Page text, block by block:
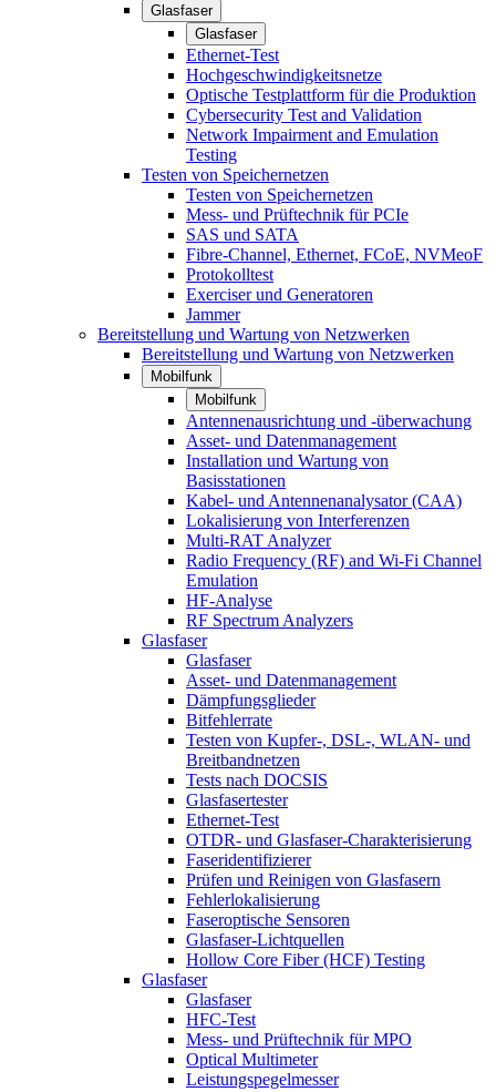
Glasfaser
Glasfaser
Ethernet-Test
Hochgeschwindigkeitsnetze
Optische Testplattform für die Produktion
Cybersecurity Test and Validation
Network Impairment and Emulation
Testing
Testen von Speichernetzen
Testen von Speichernetzen
Mess- und Prüftechnik für PCIe
SAS und SATA
Fibre-Channel, Ethernet, FCoE, NVMeoF
Protokolltest
Exerciser und Generatoren
Jammer
Bereitstellung und Wartung von Netzwerken
Bereitstellung und Wartung von Netzwerken
Mobilfunk
Mobilfunk
Antennenausrichtung und -überwachung
Asset- und Datenmanagement
Installation und Wartung von
Basisstationen
Kabel- und Antennenanalysator (CAA)
Lokalisierung von Interferenzen
Multi-RAT Analyzer
Radio Frequency (RF) and Wi-Fi Channel
Emulation
HF-Analyse
RF Spectrum Analyzers
Glasfaser
Glasfaser
Asset- und Datenmanagement
Dämpfungsglieder
Bitfehlerrate
Testen von Kupfer-, DSL-, WLAN- und
Breitbandnetzen
Tests nach DOCSIS
Glasfasertester
Ethernet-Test
OTDR- und Glasfaser-Charakterisierung
Faseridentifizierer
Prüfen und Reinigen von Glasfasern
Fehlerlokalisierung
Faseroptische Sensoren
Glasfaser-Lichtquellen
Hollow Core Fiber (HCF) Testing
Glasfaser
Glasfaser
HFC-Test
Mess- und Prüftechnik für MPO
Optical Multimeter
Leistungspegelmesser